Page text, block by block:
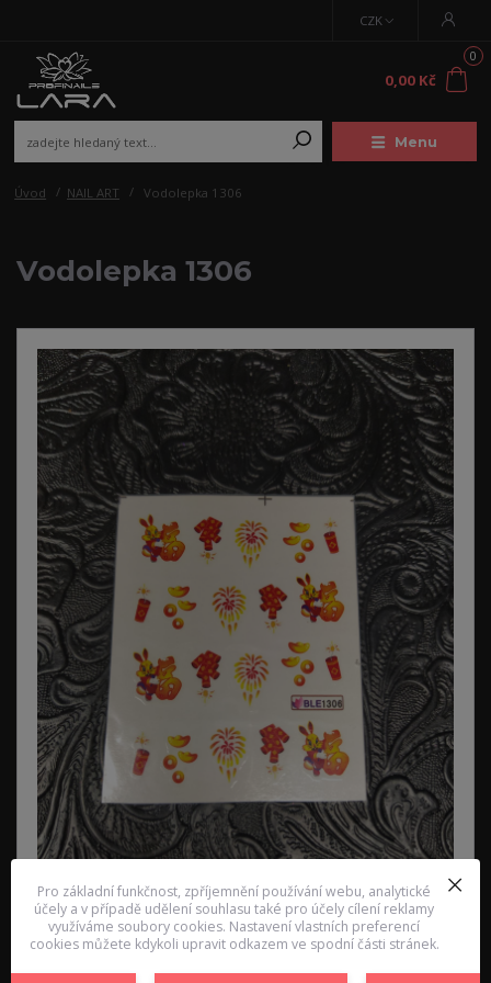
Menu
CZK
0
0,00 Kč
Úvod NAIL ART Vodolepka 1306
Vodolepka 1306
Pro základní funkčnost, zpříjemnění používání webu, analytické
účely a v případě udělení souhlasu také pro účely cílení reklamy
využíváme soubory cookies. Nastavení vlastních preferencí
cookies můžete kdykoli upravit odkazem ve spodní části stránek.